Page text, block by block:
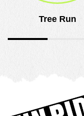
Tree Run